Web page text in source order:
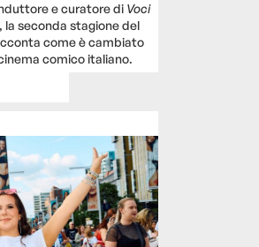
e curatore di Voci
, la seconda stagione del
come è cambiato
comico italiano.